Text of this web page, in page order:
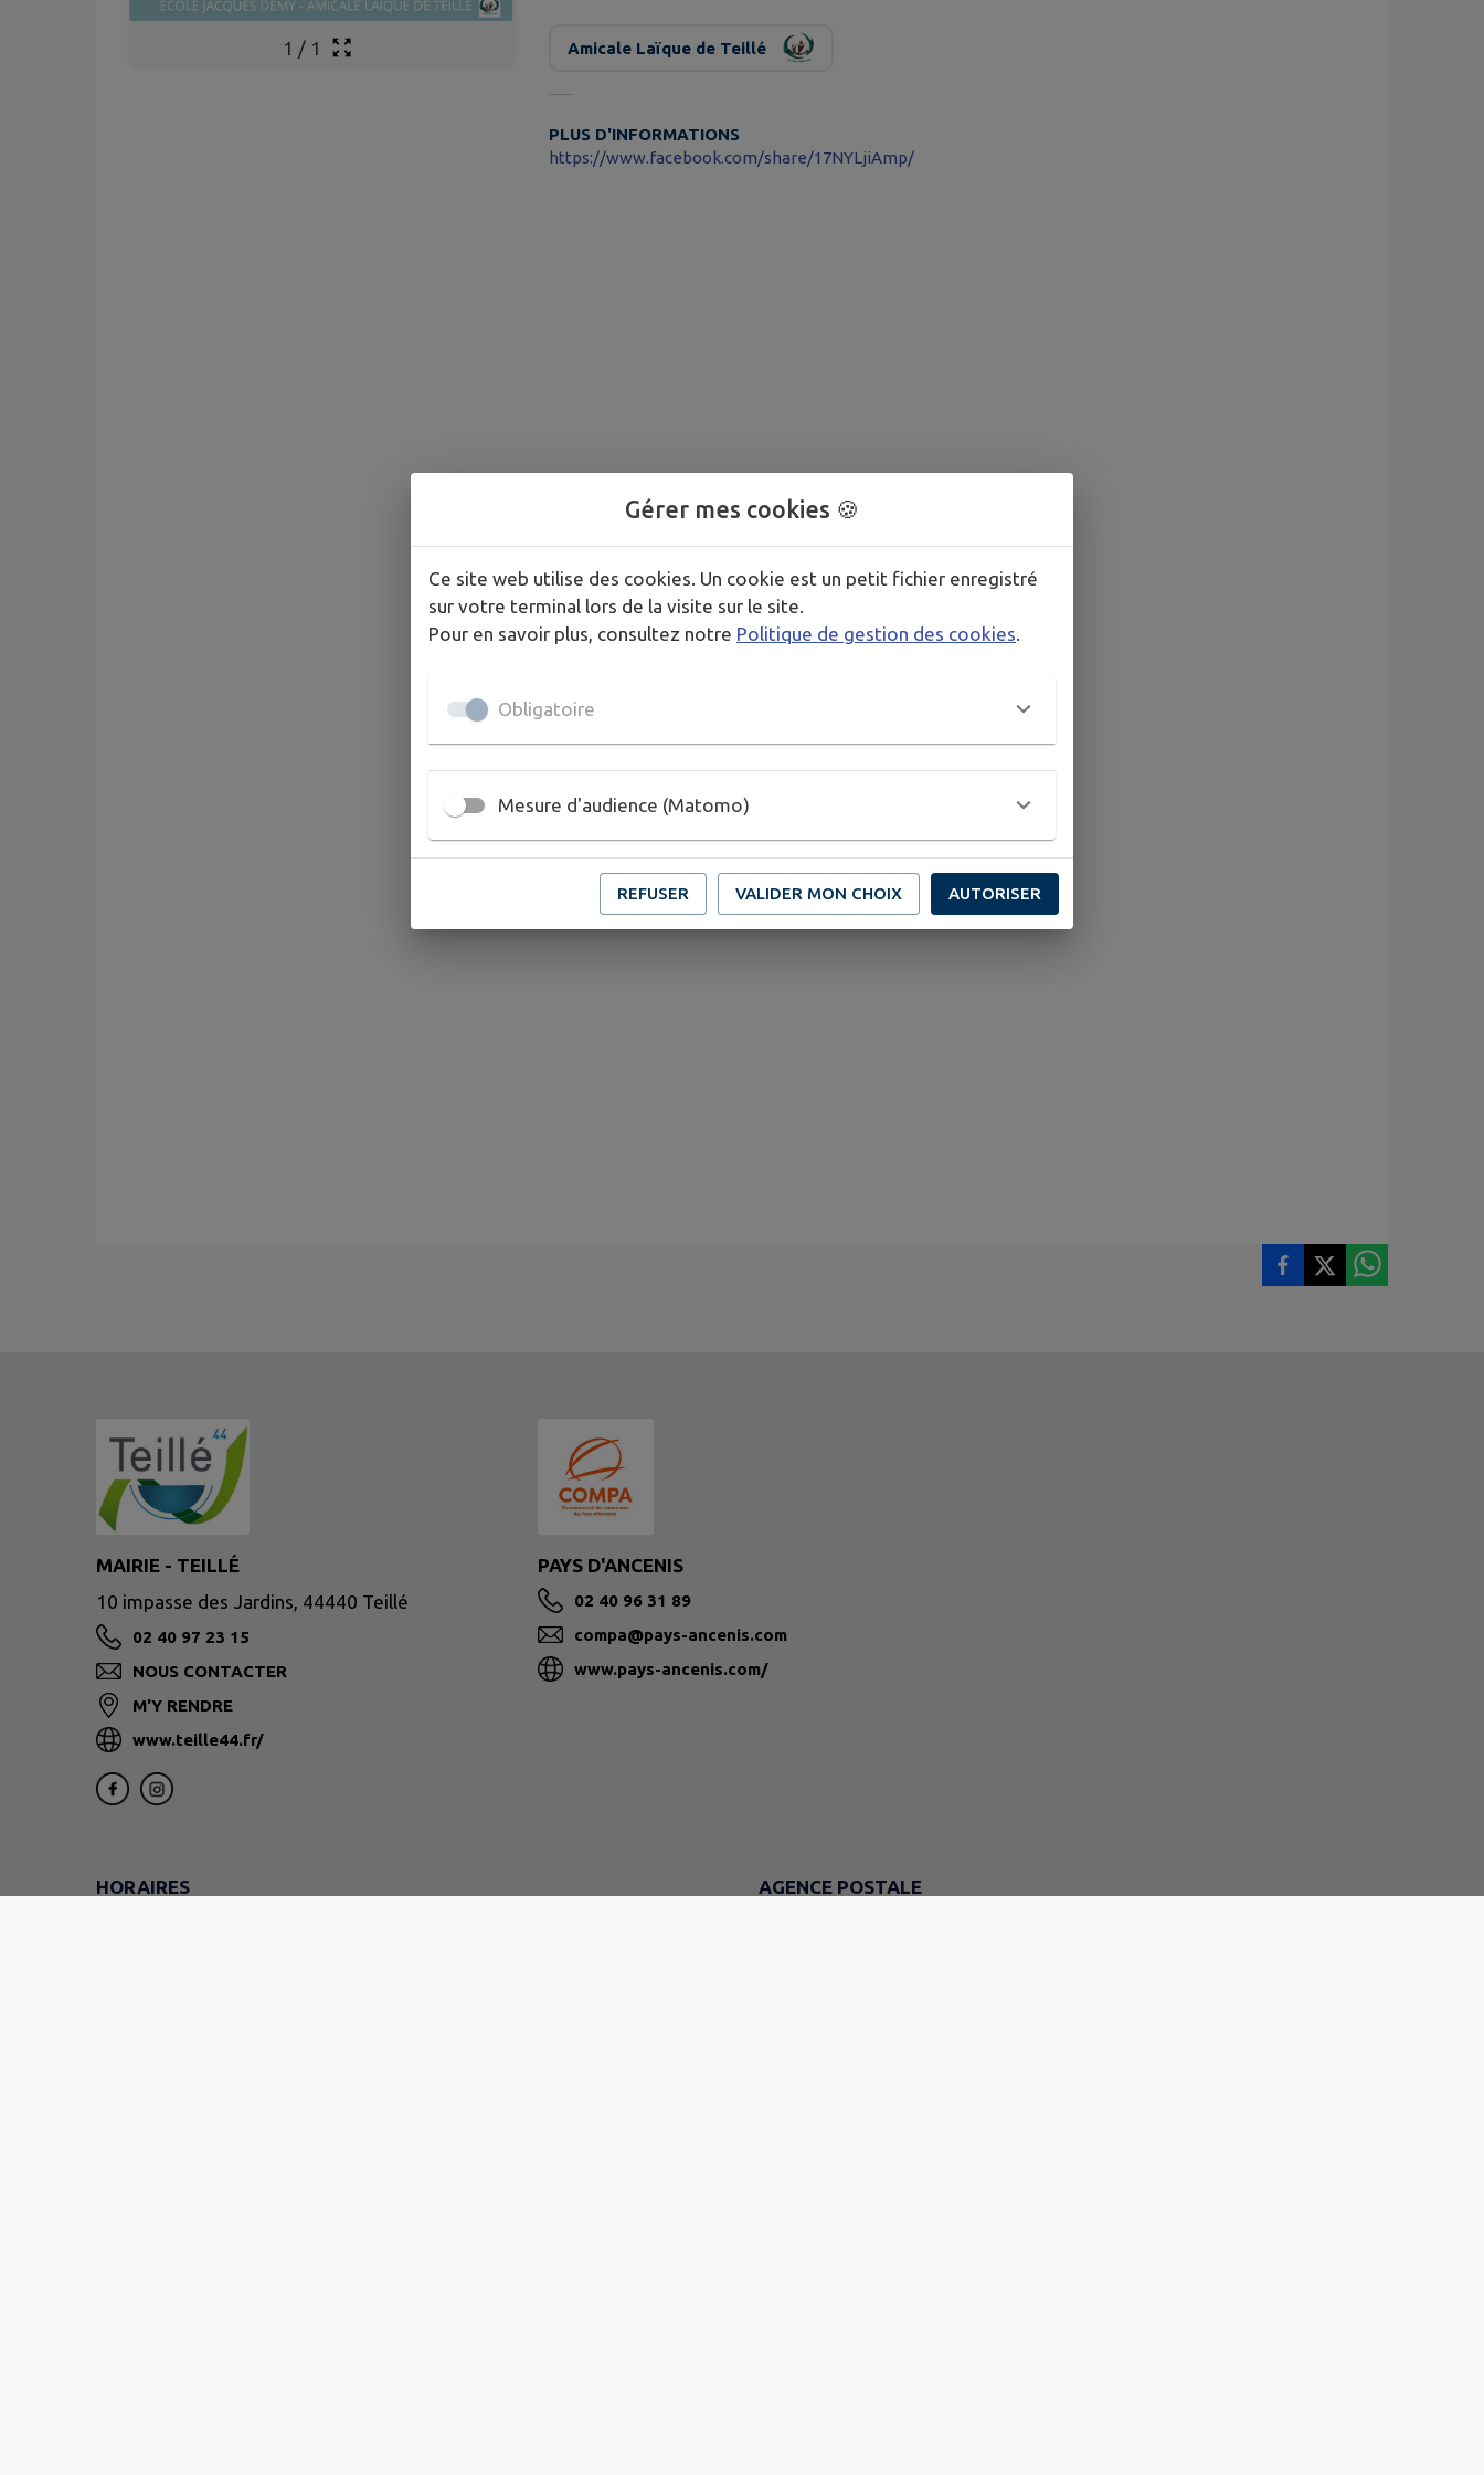
1 / 1 Amicale Laïque de Teillé
PLUS D'INFORMATIONS
https://www.facebook.com/share/17NYLjiAmp/
MAIRIE - TEILLÉ
10 impasse des Jardins, 44440 Teillé
02 40 97 23 15
NOUS CONTACTER
M'Y RENDRE
www.teille44.fr/
PAYS D'ANCENIS
02 40 96 31 89
compa@pays-ancenis.com
www.pays-ancenis.com/
HORAIRES AGENCE POSTALE
Gérer mes cookies 🍪
Ce site web utilise des cookies. Un cookie est un petit fichier enregistré
sur votre terminal lors de la visite sur le site.
Pour en savoir plus, consultez notre Politique de gestion des cookies
Obligatoire
Mesure d'audience (Matomo)
REFUSER VALIDER MON CHOIX AUTORISER